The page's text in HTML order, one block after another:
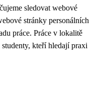
sledovat webové
stránky personálních
práce. Práce v lokalitě
kteří hledají praxi